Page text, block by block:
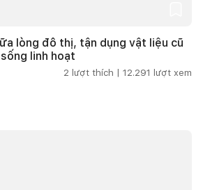
lòng đô thị, tận dụng vật liệu cũ
linh hoạt
2 lượt thích | 12.291 lượt xem